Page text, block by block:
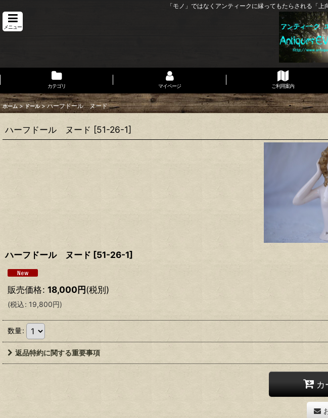
「モノ」ではなくアンティークに縁ってもたらされ
メニュー
カテゴリ マイページ ご利用案内
ホーム > ドール > ハーフドール ヌード
ハーフドール ヌード [51-26-1]
ハーフドール ヌード [51-26-1]
販売価格: 18,000円(税別)
(税込: 19,800円)
数量:
返品特約に関する重要事項
カ